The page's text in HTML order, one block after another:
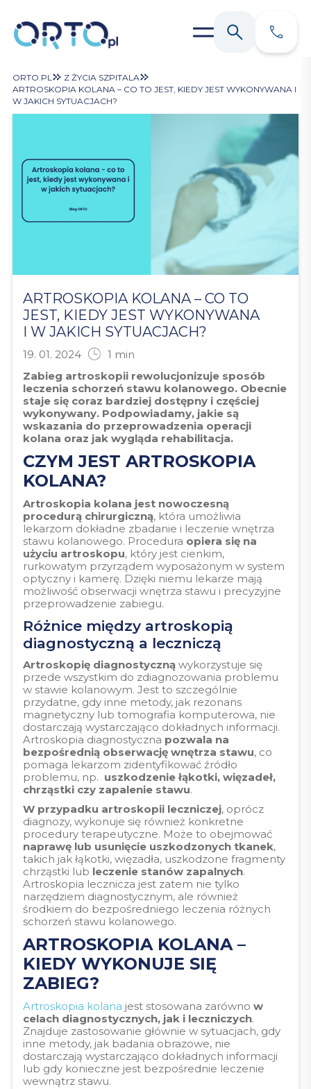
ORTO.PL
Z ŻYCIA SZPITALA
ARTROSKOPIA KOLANA – CO TO JEST, KIEDY JEST WYKONYWANA I
W JAKICH SYTUACJACH?
ARTROSKOPIA KOLANA – CO TO
JEST, KIEDY JEST WYKONYWANA
I W JAKICH SYTUACJACH?
19. 01. 2024 1 min
Zabieg artroskopii rewolucjonizuje sposób
leczenia schorzeń stawu kolanowego. Obecnie
staje się coraz bardziej dostępny i częściej
wykonywany. Podpowiadamy, jakie są
wskazania do przeprowadzenia operacji
kolana oraz jak wygląda rehabilitacja.
CZYM JEST ARTROSKOPIA
KOLANA?
Artroskopia kolana jest nowoczesną
procedurą chirurgiczną, która umożliwia
lekarzom dokładne zbadanie i leczenie wnętrza
stawu kolanowego. Procedura opiera się na
użyciu artroskopu, który jest cienkim,
rurkowatym przyrządem wyposażonym w system
optyczny i kamerę. Dzięki niemu lekarze mają
możliwość obserwacji wnętrza stawu i precyzyjne
przeprowadzenie zabiegu.
Różnice między artroskopią
diagnostyczną a leczniczą
Artroskopię diagnostyczną wykorzystuje się
przede wszystkim do zdiagnozowania problemu
w stawie kolanowym. Jest to szczególnie
przydatne, gdy inne metody, jak rezonans
magnetyczny lub tomografia komputerowa, nie
dostarczają wystarczająco dokładnych informacji.
Artroskopia diagnostyczna pozwala na
bezpośrednią obserwację wnętrza stawu, co
pomaga lekarzom zidentyfikować źródło
problemu, np. uszkodzenie łąkotki, więzadeł,
chrząstki czy zapalenie stawu.
W przypadku artroskopii leczniczej, oprócz
diagnozy, wykonuje się również konkretne
procedury terapeutyczne. Może to obejmować
naprawę lub usunięcie uszkodzonych tkanek,
takich jak łąkotki, więzadła, uszkodzone fragmenty
chrząstki lub leczenie stanów zapalnych.
Artroskopia lecznicza jest zatem nie tylko
narzędziem diagnostycznym, ale również
środkiem do bezpośredniego leczenia różnych
schorzeń stawu kolanowego.
ARTROSKOPIA KOLANA –
KIEDY WYKONUJE SIĘ
ZABIEG?
Artroskopia kolana jest stosowana zarówno w
celach diagnostycznych, jak i leczniczych.
Znajduje zastosowanie głównie w sytuacjach, gdy
inne metody, jak badania obrazowe, nie
dostarczają wystarczająco dokładnych informacji
lub gdy konieczne jest bezpośrednie leczenie
wewnątrz stawu.